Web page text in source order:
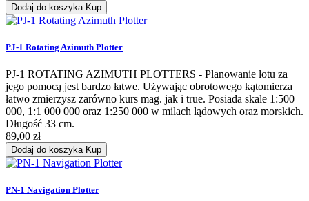
Dodaj do koszyka Kup
PJ-1 Rotating Azimuth Plotter
PJ-1 ROTATING AZIMUTH PLOTTERS - Planowanie lotu za
jego pomocą jest bardzo łatwe. Używając obrotowego kątomierza
łatwo zmierzysz zarówno kurs mag. jak i true. Posiada skale 1:500
000, 1:1 000 000 oraz 1:250 000 w milach lądowych oraz morskich.
Długość 33 cm.
89,00 zł
Dodaj do koszyka Kup
PN-1 Navigation Plotter